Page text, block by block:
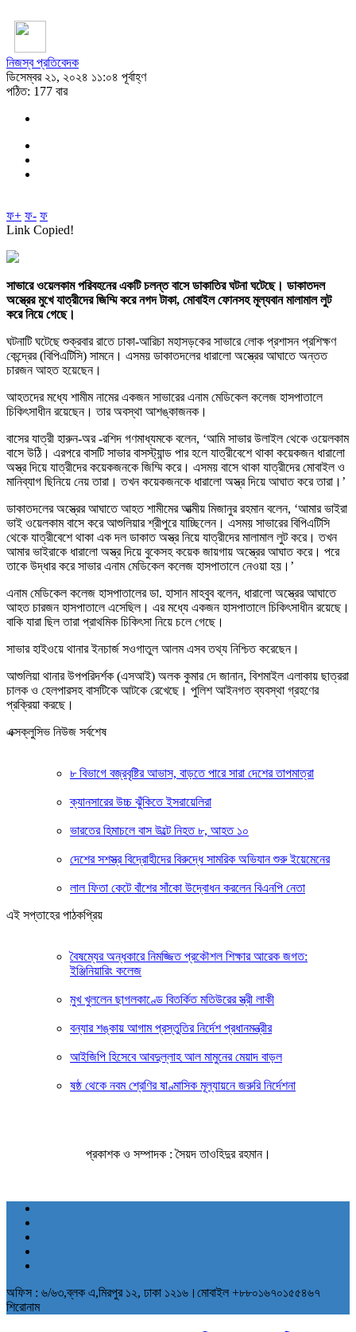
নিজস্ব প্রতিবেদক
ডিসেম্বর ২১, ২০২৪ ১১:০৪ পূর্বাহ্ণ
পঠিত: 177 বার
ফ+ ফ- ফ
Link Copied!
সাভারে ওয়েলকাম পরিবহনের একটি চলন্ত বাসে ডাকাতির ঘটনা ঘটেছে। ডাকাতদল
অস্ত্রের মুখে যাত্রীদের জিম্মি করে নগদ টাকা, মোবাইল ফোনসহ মূল্যবান মালামাল লুট
করে নিয়ে গেছে।
ঘটনাটি ঘটেছে শুক্রবার রাতে ঢাকা-আরিচা মহাসড়কের সাভারে লোক প্রশাসন প্রশিক্ষণ
কেন্দ্রের (বিপিএটিসি) সামনে। এসময় ডাকাতদলের ধারালো অস্ত্রের আঘাতে অন্তত
চারজন আহত হয়েছেন।
আহতদের মধ্যে শামীম নামের একজন সাভারের এনাম মেডিকেল কলেজ হাসপাতালে
চিকিৎসাধীন রয়েছেন। তার অবস্থা আশঙ্কাজনক।
বাসের যাত্রী হারুন-অর -রশিদ গণমাধ্যমকে বলেন, ‘আমি সাভার উলাইল থেকে ওয়েলকাম
বাসে উঠি। এরপরে বাসটি সাভার বাসস্ট্যান্ড পার হলে যাত্রীবেশে থাকা কয়েকজন ধারালো
অস্ত্র দিয়ে যাত্রীদের কয়েকজনকে জিম্মি করে। এসময় বাসে থাকা যাত্রীদের মোবাইল ও
মানিব্যাগ ছিনিয়ে নেয় তারা। তখন কয়েকজনকে ধারালো অস্ত্র দিয়ে আঘাত করে তারা।’
ডাকাতদলের অস্ত্রের আঘাতে আহত শামীমের আত্মীয় মিজানুর রহমান বলেন, ‘আমার ভাইরা
ভাই ওয়েলকাম বাসে করে আশুলিয়ার শ্রীপুরে যাচ্ছিলেন। এসময় সাভারের বিপিএটিসি
থেকে যাত্রীবেশে থাকা এক দল ডাকাত অস্ত্র নিয়ে যাত্রীদের মালামাল লুট করে। তখন
আমার ভাইরাকে ধারালো অস্ত্র দিয়ে বুকেসহ কয়েক জায়গায় অস্ত্রের আঘাত করে। পরে
তাকে উদ্ধার করে সাভার এনাম মেডিকেল কলেজ হাসপাতালে নেওয়া হয়।’
এনাম মেডিকেল কলেজ হাসপাতালের ডা. হাসান মাহবুব বলেন, ধারালো অস্ত্রের আঘাতে
আহত চারজন হাসপাতালে এসেছিল। এর মধ্যে একজন হাসপাতালে চিকিৎসাধীন রয়েছে।
বাকি যারা ছিল তারা প্রাথমিক চিকিৎসা নিয়ে চলে গেছে।
সাভার হাইওয়ে থানার ইনচার্জ সওগাতুল আলম এসব তথ্য নিশ্চিত করেছেন।
আশুলিয়া থানার উপপরিদর্শক (এসআই) অলক কুমার দে জানান, বিশমাইল এলাকায় ছাত্ররা
চালক ও হেলপারসহ বাসটিকে আটকে রেখেছে। পুলিশ আইনগত ব্যবস্থা গ্রহণের
প্রক্রিয়া করছে।
এক্সক্লুসিভ নিউজ সর্বশেষ
৮ বিভাগে বজ্রবৃষ্টির আভাস, বাড়তে পারে সারা দেশের তাপমাত্রা
ক্যানসারের উচ্চ ঝুঁকিতে ইসরায়েলিরা
ভারতের হিমাচলে বাস উল্টে নিহত ৮, আহত ১০
দেশের সশস্ত্র বিদ্রোহীদের বিরুদ্ধে সামরিক অভিযান শুরু ইয়েমেনের
লাল ফিতা কেটে বাঁশের সাঁকো উদ্বোধন করলেন বিএনপি নেতা
এই সপ্তাহের পাঠকপ্রিয়
বৈষম্যের অন্ধকারে নিমজ্জিত প্রকৌশল শিক্ষার আরেক জগত:
ইঞ্জিনিয়ারিং কলেজ
মুখ খুললেন ছাগলকাণ্ডে বিতর্কিত মতিউরের স্ত্রী লাকী
বন্যার শঙ্কায় আগাম প্রস্তুতির নির্দেশ প্রধানমন্ত্রীর
আইজিপি হিসেবে আবদুল্লাহ আল মামুনের মেয়াদ বাড়ল
ষষ্ঠ থেকে নবম শ্রেণির ষাণ্মাসিক মূল্যায়নে জরুরি নির্দেশনা
প্রকাশক ও সম্পাদক : সৈয়দ তাওহিদুর রহমান।
অফিস : ৬/৬৩,ব্লক এ,মিরপুর ১২, ঢাকা ১২১৬।মোবাইল +৮৮০১৬৭০১৫৫৪৬৭
শিরোনাম